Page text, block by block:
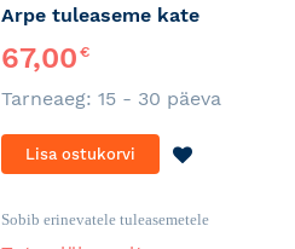
Arpe tuleaseme kate
67,00€
Tarneaeg: 15 - 30 päeva
Lisa ostukorvi
Sobib erinevatele tuleasemetele